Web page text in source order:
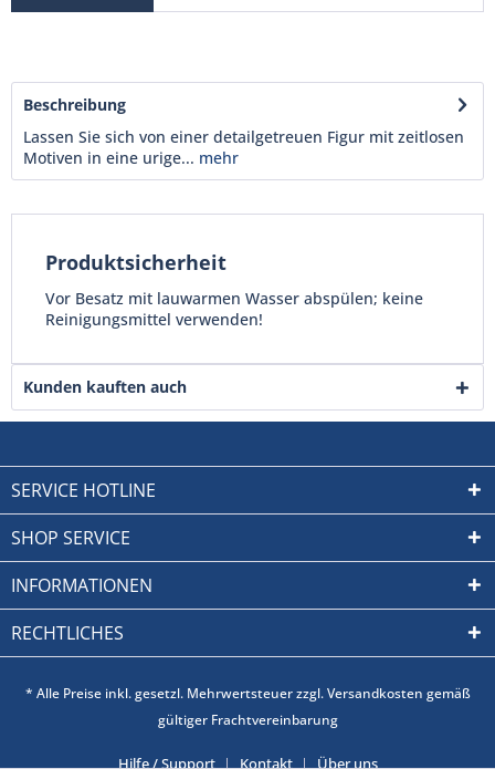
Beschreibung
Lassen Sie sich von einer detailgetreuen Figur mit zeitlosen
Motiven in eine urige... mehr
Produktsicherheit
Vor Besatz mit lauwarmen Wasser abspülen; keine
Reinigungsmittel verwenden!
Kunden kauften auch
SERVICE HOTLINE
SHOP SERVICE
INFORMATIONEN
RECHTLICHES
* Alle Preise inkl. gesetzl. Mehrwertsteuer zzgl. Versandkosten gemäß
gültiger Frachtvereinbarung
Hilfe / Support Kontakt Über uns